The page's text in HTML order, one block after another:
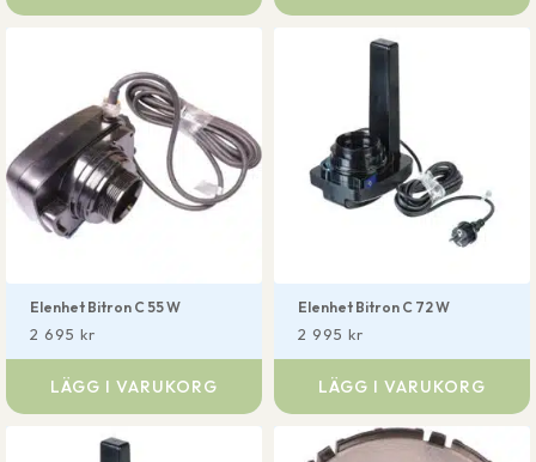
Elenhet Bitron C 55 W
2 695 kr
LÄGG I VARUKORG
Elenhet Bitron C 72 W
2 995 kr
LÄGG I VARUKORG